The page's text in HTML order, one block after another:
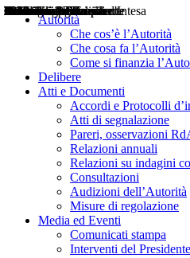
Autorità
Che cos’è l’Autorità
Che cosa fa l’Autorità
Come si finanzia
Delibere
Atti e Documenti
Accordi e Protocolli
Atti di segnalazione
Pareri, osservazioni
Relazioni annuali
Relazioni su indagini
Consultazioni
Audizioni dell’Autorità
Misure di regolazione
Media ed Eventi
Comunicati stampa
Interventi del Presidente
Delibere
Pareri
Consultazioni
Audizioni
Atti di Segnalazione
Accordi e Protocolli d'Intesa
Relazioni annuali
Misure di regolazione
Notizie
Comunicati Stampa
Bollettini ART
Convegni ART
Interviste del Presidente
Articoli in primo piano
Interventi del Presidente
2004
2005
2010
2013
2014
2015
2016
2017
2018
2019
202
2020
2021
2022
2023
2024
2025
2026
Aereo
Marittimo
Terrestre